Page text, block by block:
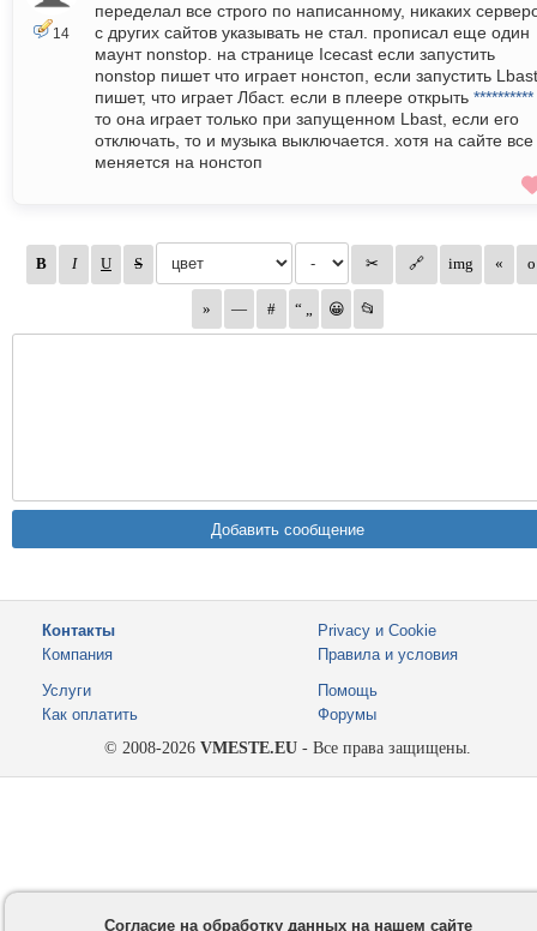
14
переделал все строго по написанному, никаких
с других сайтов указывать не стал. прописал еще один
маунт nonstop. на странице Icecast если запустить
nonstop пишет что играет нонстоп, если запустить Lbast
пишет, что играет Лбаст. если в плеере открыть **********
то она играет только при запущенном Lbast, если его
отключать, то и музыка выключается. хотя на сайте все
меняется на нонстоп
Контакты
Компания
Privacy и Cookie
Правила и условия
Услуги
Как оплатить
Помощь
Форумы
© 2008-2026 VMESTE.EU - Все права защищены.
Согласие на обработку данных на нашем сайте